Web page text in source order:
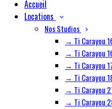
Accueil
Locations
Nos Studios
→ Ti Carayou
→ Ti Carayou
→ Ti Carayou
→ Ti Carayou
→ Ti Carayou
→ Ti Carayou